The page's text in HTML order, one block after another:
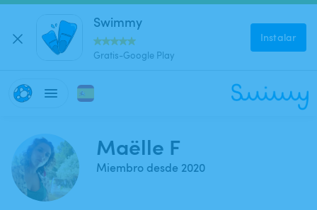
Swimmy
Gratis-Google Play
Instalar
Maëlle F
Miembro desde 2020